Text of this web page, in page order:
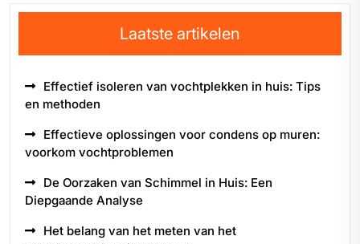
Laatste artikelen
Effectief isoleren van vochtplekken in huis: Tips
en methoden
Effectieve oplossingen voor condens op muren:
voorkom vochtproblemen
De Oorzaken van Schimmel in Huis: Een
Diepgaande Analyse
Het belang van het meten van het